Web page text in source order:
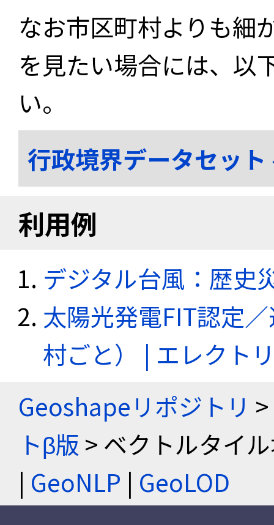
なお市区町村よりも細
を見たい場合には、以
い。
行政境界データセッ
利用例
デジタル台風：歴史
太陽光発電FIT認定
村ごと） | エレクト
Geoshapeリポジトリ >
トβ版 > ベクトルタイ
| GeoNLP | GeoLOD